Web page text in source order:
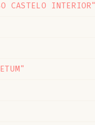
CASTELO INTERIOR"